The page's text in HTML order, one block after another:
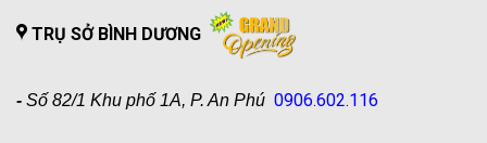
TRỤ SỞ BÌNH DƯƠNG
- Số 82/1 Khu phố 1A, P. An Phú 0906.602.116